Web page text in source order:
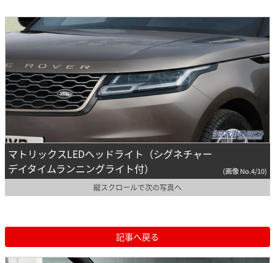
マトリックスLEDヘッドライト（シグネチャー
デイタイムランニングライト付）
(画像 No.4/10)
縦スクロールで次の写真へ
記事へ戻る